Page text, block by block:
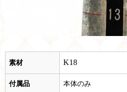
素材 K18
付属品 本体のみ